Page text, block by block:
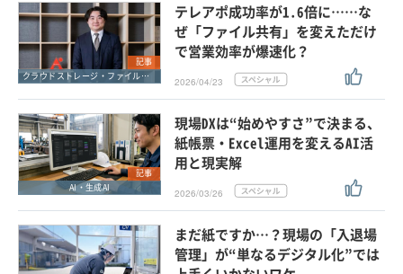
記事
クラウドストレージ・ファイル共有・ファイル転送
テレアポ成功率が1.6倍に……な
ぜ「ファイル共有」を変えただけ
で営業効率が爆速化？
2026/04/23
記事
AI・生成AI
現場DXは“始めやすさ”で決まる、
紙帳票・Excel運用を変えるAI活
用と現実解
2026/03/26
まだ紙ですか…？現場の「入退場
管理」が“単なるデジタル化”では